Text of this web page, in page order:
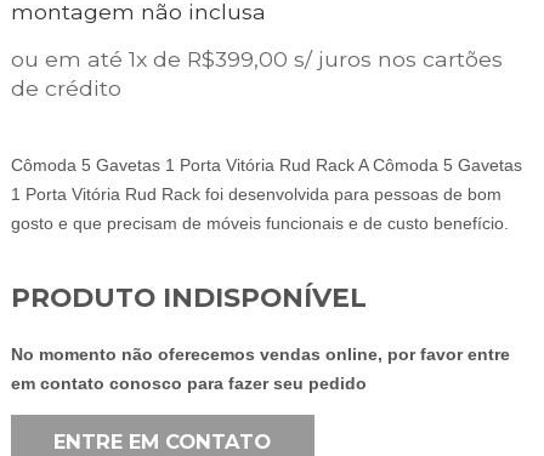
ERA:
R$599,00.R$399,00.
montagem não inclusa
ou em até 1x de R$399,00 s/ juros nos cartões
de crédito
Cômoda 5 Gavetas 1 Porta Vitória Rud Rack A Cômoda 5 Gavetas
1 Porta Vitória Rud Rack foi desenvolvida para pessoas de bom
gosto e que precisam de móveis funcionais e de custo benefício.
No momento não oferecemos vendas online, por favor entre
em contato conosco para fazer seu pedido
ENTRE EM CONTATO
PRODUTO INDISPONÍVEL